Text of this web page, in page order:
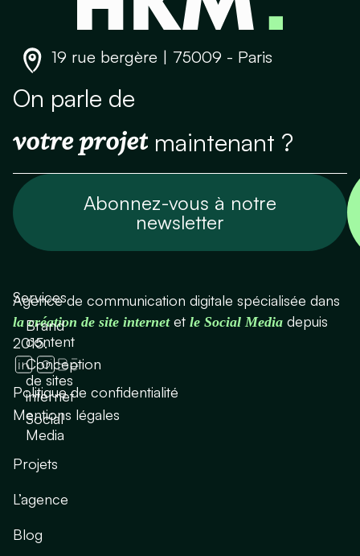
19 rue bergère | 75009 - Paris
On parle de
votre projet maintenant ?
Abonnez-vous à notre
newsletter
Agence de communication digitale spécialisée dans
la création de site internetet le Social Media depuis
2015.
Politique de confidentialité
Mentions légales
Services
Brand
content
Conception
de sites
internet
Social
Media
Projets
L’agence
Blog